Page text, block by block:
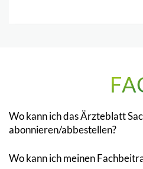
Wo kann ich das Ärzteblatt
abonnieren/abbestellen?
Wo kann ich meinen